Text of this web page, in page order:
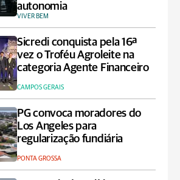
autonomia
VIVER BEM
Sicredi conquista pela 16ª
vez o Troféu Agroleite na
categoria Agente Financeiro
CAMPOS GERAIS
PG convoca moradores do
Los Angeles para
regularização fundiária
PONTA GROSSA